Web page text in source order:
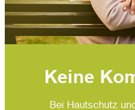
Keine
Bei Hautschutz